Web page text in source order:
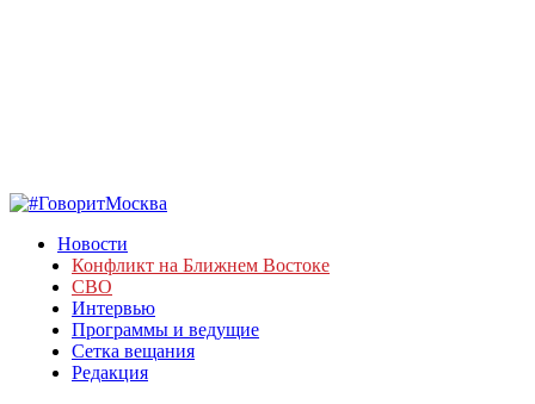
Новости
Конфликт на Ближнем Востоке
СВО
Интервью
Программы и ведущие
Сетка вещания
Редакция